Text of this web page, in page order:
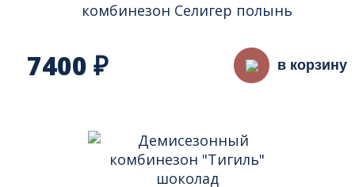
комбинезон Селигер полынь
7400 ₽ в корзину